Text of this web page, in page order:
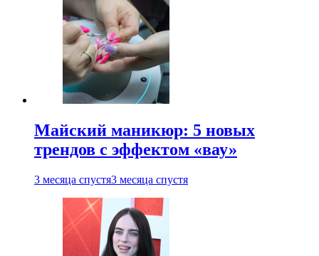
Майский маникюр: 5 новых
трендов с эффектом «вау»
3 месяца спустя3 месяца спустя